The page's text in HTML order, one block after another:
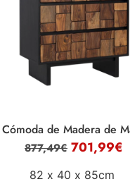
Cómoda de Madera de
877,49€ 701,99€
82 x 40 x 85cm